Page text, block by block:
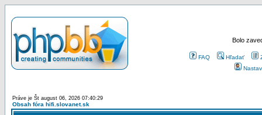
Bolo
FAQ Hľadať
Práve je Št august 06, 2026 07:40:29
Obsah fóra hifi.slovanet.sk